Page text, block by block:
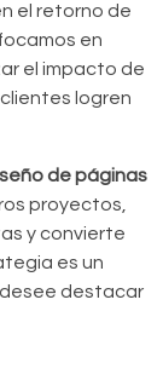
el retorno de
en
el impacto de
logren
de páginas
proyectos,
y convierte
es un
destacar